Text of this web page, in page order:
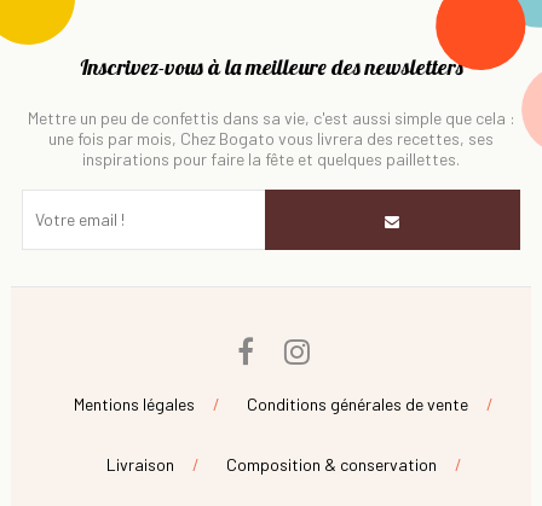
Inscrivez-vous à la meilleure des newsletters
Mettre un peu de confettis dans sa vie, c'est aussi simple que cela :
une fois par mois, Chez Bogato vous livrera des recettes, ses
inspirations pour faire la fête et quelques paillettes.
Facebook
Mentions légales Conditions générales de vente
Livraison Composition & conservation